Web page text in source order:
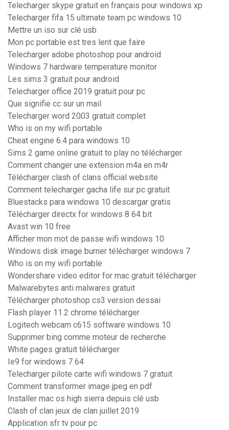
Telecharger skype gratuit en français pour windows xp
Telecharger fifa 15 ultimate team pc windows 10
Mettre un iso sur clé usb
Mon pc portable est tres lent que faire
Telecharger adobe photoshop pour android
Windows 7 hardware temperature monitor
Les sims 3 gratuit pour android
Telecharger office 2019 gratuit pour pc
Que signifie cc sur un mail
Telecharger word 2003 gratuit complet
Who is on my wifi portable
Cheat engine 6.4 para windows 10
Sims 2 game online gratuit to play no télécharger
Comment changer une extension m4a en m4r
Télécharger clash of clans official website
Comment telecharger gacha life sur pc gratuit
Bluestacks para windows 10 descargar gratis
Télécharger directx for windows 8 64 bit
Avast win 10 free
Afficher mon mot de passe wifi windows 10
Windows disk image burner télécharger windows 7
Who is on my wifi portable
Wondershare video editor for mac gratuit télécharger
Malwarebytes anti malwares gratuit
Télécharger photoshop cs3 version dessai
Flash player 11.2 chrome télécharger
Logitech webcam c615 software windows 10
Supprimer bing comme moteur de recherche
White pages gratuit télécharger
Ie9 for windows 7 64
Telecharger pilote carte wifi windows 7 gratuit
Comment transformer image jpeg en pdf
Installer mac os high sierra depuis clé usb
Clash of clan jeux de clan juillet 2019
Application sfr tv pour pc